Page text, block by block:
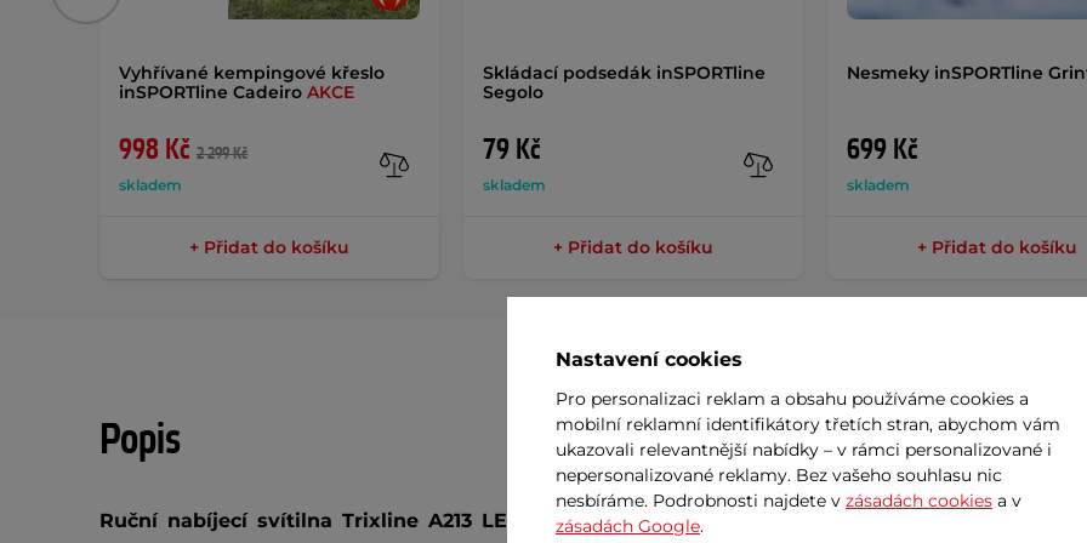
Vyhřívané kempingové křeslo
inSPORTline Cadeiro AKCE
998 Kč 2 299 Kč
skladem
+ Přidat do košíku
Skládací podsedák inSPORTline
Segolo
79 Kč
skladem
+ Přidat do košíku
Nesmeky inSPORTline
699 Kč
skladem
+ Přidat do košíku
Popis
Ruční nabíjecí svítilna Trixline A213 LED
je vysoce výkonné přiruční osvětlení s
7
Nastavení cookies
Pro personalizaci reklam a obsahu používáme cookies a
mobilní reklamní identifikátory třetích stran, abychom vám
ukazovali relevantnější nabídky – v rámci personalizované i
nepersonalizované reklamy. Bez vašeho souhlasu nic
nesbíráme. Podrobnosti najdete v zásadách cookies a v
zásadách Google.